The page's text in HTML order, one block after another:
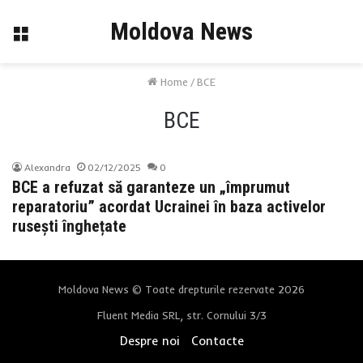
Menu Moldova News
Home /BCE
BCE
Alexandra 02/12/2025 0
BCE a refuzat să garanteze un „împrumut
reparatoriu” acordat Ucrainei în baza activelor
rusești înghețate
Moldova News © Toate drepturile rezervate 2026
Fluent Media SRL, str. Cornului 3/3
Despre noi Contacte